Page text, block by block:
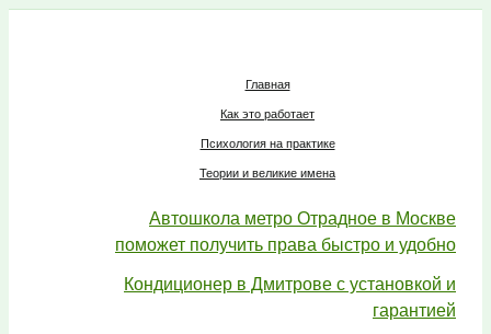
Главная
Как это работает
Психология на практике
Теории и великие имена
Автошкола метро Отрадное в Москве
поможет получить права быстро и удобно
Кондиционер в Дмитрове с установкой и
гарантией